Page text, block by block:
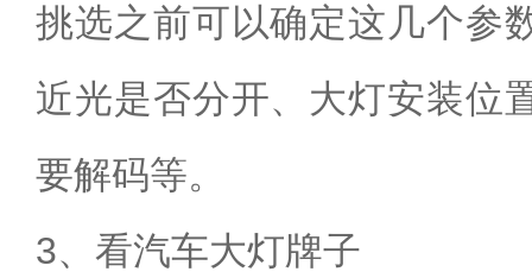
挑选之前可以确定这几个参
近光是否分开、大灯安装位
要解码等。
3、看汽车大灯牌子